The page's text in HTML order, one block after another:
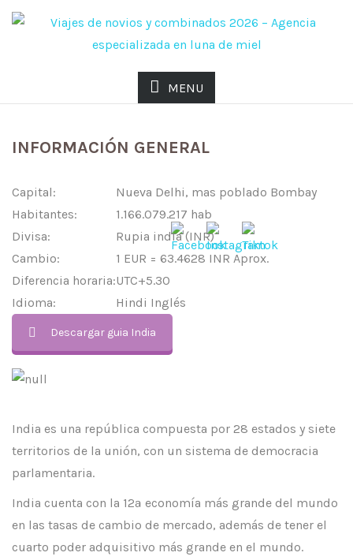
MENU
INFORMACIÓN GENERAL
Capital:
Nueva Delhi, mas poblado Bombay
Habitantes:
1.166.079.217 hab
Divisa:
Rupia india (INR)
Cambio:
1 EUR = 63.4628 INR Aprox.
Diferencia horaria:UTC+5.30
Idioma:
Hindi Inglés
Descargar guia India
India es una república compuesta por 28 estados y siete
territorios de la unión, con un sistema de democracia
parlamentaria.
India cuenta con la 12ª economía más grande del mundo
en las tasas de cambio de mercado, además de tener el
cuarto poder adquisitivo más grande en el mundo.